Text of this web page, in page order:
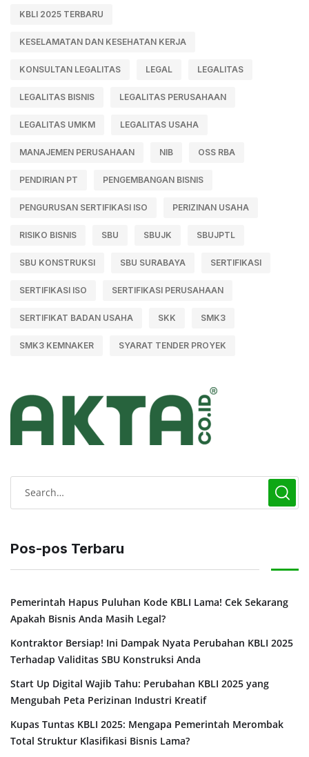
KBLI 2025 TERBARU
KESELAMATAN DAN KESEHATAN KERJA
KONSULTAN LEGALITAS LEGAL LEGALITAS
LEGALITAS BISNIS LEGALITAS PERUSAHAAN
LEGALITAS UMKM LEGALITAS USAHA
MANAJEMEN PERUSAHAAN NIB OSS RBA
PENDIRIAN PT PENGEMBANGAN BISNIS
PENGURUSAN SERTIFIKASI ISO PERIZINAN USAHA
RISIKO BISNIS SBU SBUJK SBUJPTL
SBU KONSTRUKSI SBU SURABAYA SERTIFIKASI
SERTIFIKASI ISO SERTIFIKASI PERUSAHAAN
SERTIFIKAT BADAN USAHA SKK SMK3
SMK3 KEMNAKER SYARAT TENDER PROYEK
Pos-pos Terbaru
Pemerintah Hapus Puluhan Kode KBLI Lama! Cek Sekarang
Apakah Bisnis Anda Masih Legal?
Kontraktor Bersiap! Ini Dampak Nyata Perubahan KBLI 2025
Terhadap Validitas SBU Konstruksi Anda
Start Up Digital Wajib Tahu: Perubahan KBLI 2025 yang
Mengubah Peta Perizinan Industri Kreatif
Kupas Tuntas KBLI 2025: Mengapa Pemerintah Merombak
Total Struktur Klasifikasi Bisnis Lama?